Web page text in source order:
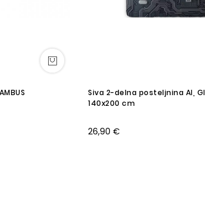
Siva 2-delna posteljnina AI,
140x200 cm
26,90 €